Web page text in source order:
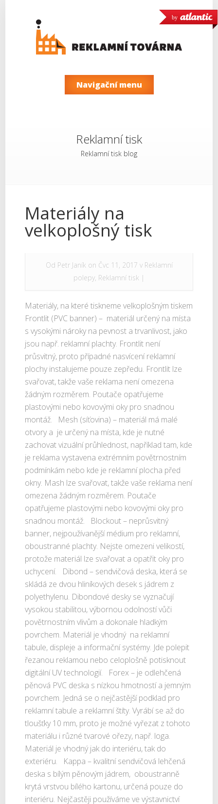
by
Navigační menu
Reklamní tisk
Reklamní tisk blog
Materiály na
velkoplošný tisk
Od Petr Janíkon Čvc 11, 2017 v Reklamní
polepy, Reklamní tisk |
Materiály, na které tiskneme velkoplošným tiskem
Frontlit (PVC banner) – materiál určený na místa
s vysokými nároky na pevnost a trvanlivost, jako
jsou např. reklamní plachty. Frontlit není
průsvitný, proto případné nasvícení reklamní
plochy instalujeme pouze zepředu. Frontlit lze
svařovat, takže vaše reklama není omezena
žádným rozměrem. Poutače opatřujeme
plastovými nebo kovovými oky pro snadnou
montáž. Mesh (síťovina) – materiál má malé
otvory a je určený na místa, kde je nutné
zachovat vizuální průhlednost, například tam, kde
je reklama vystavena extrémním povětrnostním
podmínkám nebo kde je reklamní plocha před
okny. Mash lze svařovat, takže vaše reklama není
omezena žádným rozměrem. Poutače
opatřujeme plastovými nebo kovovými oky pro
snadnou montáž. Blockout – neprůsvitný
banner, nejpoužívanější médium pro reklamní,
oboustranné plachty. Nejste omezeni velikostí,
protože materiál lze svařovat a opatřit oky pro
uchycení. Dibond – sendvičová deska, která se
skládá ze dvou hliníkových desek s jádrem z
polyethylenu. Dibondové desky se vyznačují
vysokou stabilitou, výbornou odolností vůči
povětrnostním vlivům a dokonale hladkým
povrchem. Materiál je vhodný na reklamní
tabule, displeje a informační systémy. Jde polepit
řezanou reklamou nebo celoplošně potisknout
digitální UV technologií. Forex – je odlehčená
pěnová PVC deska s nízkou hmotností a jemným
povrchem. Jedná se o nejčastější podklad pro
reklamní tabule a reklamní štíty. Vyrábí se až do
tloušťky 10 mm, proto je možné vyřezat z tohoto
materiálu i různé tvarové ořezy, např. loga.
Materiál je vhodný jak do interiéru, tak do
exteriéru. Kappa – kvalitní sendvičová lehčená
deska s bílým pěnovým jádrem, oboustranně
krytá vrstvou bílého kartonu, určená pouze do
interiéru. Nejčastěji používáme ve výstavnictví